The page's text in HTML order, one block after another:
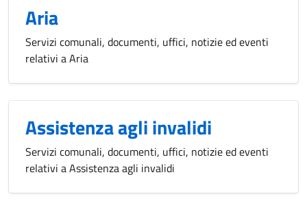
Aria
Servizi comunali, documenti, uffici, notizie ed eventi
relativi a Aria
Assistenza agli invalidi
Servizi comunali, documenti, uffici, notizie ed eventi
relativi a Assistenza agli invalidi